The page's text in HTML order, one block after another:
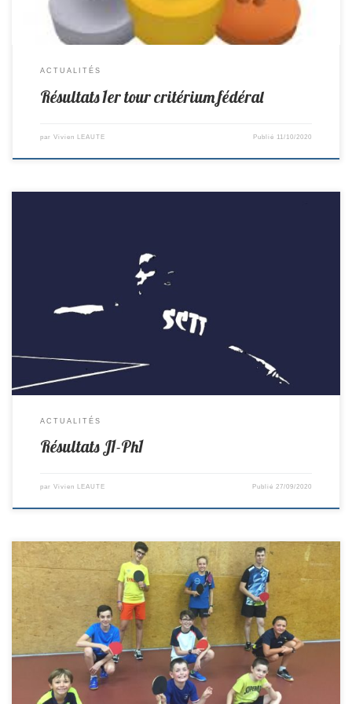
ACTUALITÉS
Résultats 1er tour critérium fédéral
par Vivien LEAUTE Publié 11/10/2020
R2-> St Colomban 4-10 Arnage D1-> St Colomban 15–5 Pellerin D2->
ACTUALITÉS
Résultats J1-Ph1
par Vivien LEAUTE Publié27/09/2020
Un stage de reprise a eu lieu cette semaine, 9 joueurs y ont participé, 7
jeunes de st colomban et 2 de vieillevigne. Durant les 3 jours les
joueurs se sont bien amusés et bien entraînés. Merci aux participants:
Léa,Lucas, Adrien, Mathéo R, Hugo, Enzo, Mathéo J, Tristan, Kylian.